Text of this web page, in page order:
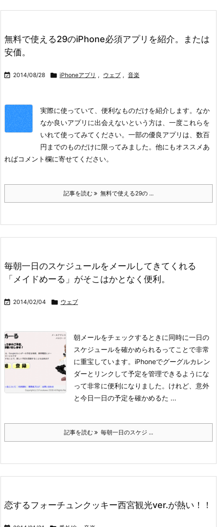
無料で使える29のiPhone必須アプリを紹介。または
安価。
 2014/08/28  iPhoneアプリ , ウェブ , 音楽
実際に使っていて、便利なものだけを紹介します。なか
なか良いアプリに出会えないという方は、一度これらを
いれて使ってみてください。一部の優良アプリは、数百
円までのものだけに限ってみました。他にもオススメあ
ればコメント欄に寄せてください。
記事を読む 無料で使える29の ...
毎朝一日のスケジュールをメールしてきてくれる
「メイドめーる」がそこはかとなく便利。
 2014/02/04  ウェブ
朝メールをチェックするときに同時に一日の
スケジュールを確かめられるってことで非常
に重宝しています。iPhoneでグーグルカレン
ダーとリンクして予定を管理できるようにな
って非常に便利になりました。けれど、意外
と今日一日の予定を確かめるた ...
記事を読む 毎朝一日のスケジ ...
恋するフォーチュンクッキー西宮観光ver.が熱い！！